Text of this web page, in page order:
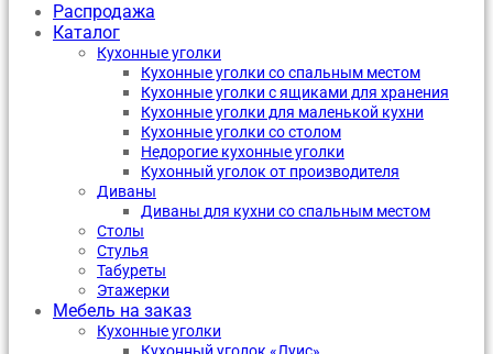
Распродажа
Каталог
Кухонные уголки
Кухонные уголки со спальным местом
Кухонные уголки с ящиками для хранения
Кухонные уголки для маленькой кухни
Кухонные уголки со столом
Недорогие кухонные уголки
Кухонный уголок от производителя
Диваны
Диваны для кухни со спальным местом
Столы
Стулья
Табуреты
Этажерки
Мебель на заказ
Кухонные уголки